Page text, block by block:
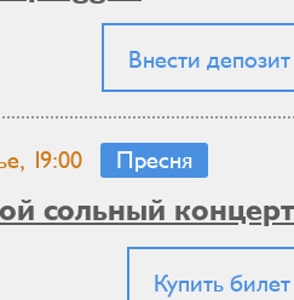
Внести депозит
19:00 Пресня
сольный концерт
Купить билет